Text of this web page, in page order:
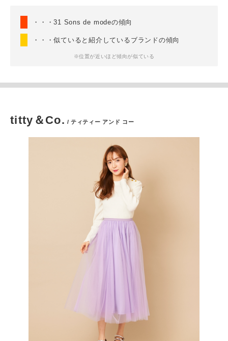
・・・31 Sons de modeの傾向
・・・似ていると紹介しているブランドの傾向
※位置が近いほど傾向が似ている
titty＆Co. / ティティー アンド コー